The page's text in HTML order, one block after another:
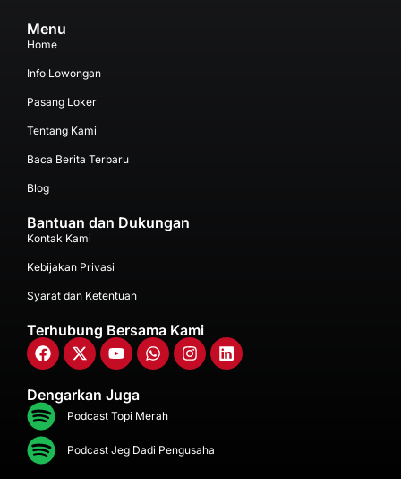
Menu
Home
Info Lowongan
Pasang Loker
Tentang Kami
Baca Berita Terbaru
Blog
Bantuan dan Dukungan
Kontak Kami
Kebijakan Privasi
Syarat dan Ketentuan
Terhubung Bersama Kami
Dengarkan Juga
Podcast Topi Merah
Podcast Jeg Dadi Pengusaha